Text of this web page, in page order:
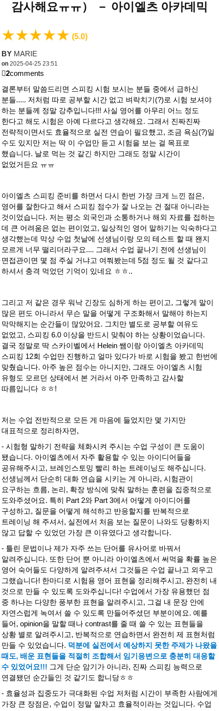
감사해요ㅠㅠ） － 아이엘츠 아카데믹
★★★★★ (5.0)
BY MARIE
on 2025-04-25 23:51
2comments
결론부터 말씀드리면 스피킹 시험 보시는 분들 중에서 급하신
분들..... 저처럼 따로 공부할 시간 없고 벼락치기(?)로 시험 보셔야
하는 분들께 정말 강추입니다!!! 사실 영어를 아무리 어느 정도
한다고 해도 시험은 아예 다르다고 생각해요. 그래서 진짜진짜
전략적이면서도 효율적으로 실전 연습이 필요했고, 조금 욕심(?)일
수도 있지만 저는 딱 이 수업만 듣고 시험을 보는 걸 목표로
했습니다. 날로 먹는 것 같긴 하지만 그래도 정말 시간이
없었거든요 ㅠㅠ
아이엘츠 스피킹 준비를 하면서 다시 한번 가장 크게 느낀 점은,
영어를 잘한다고 해서 스피킹 점수가 잘 나오는 건 절대 아니라는
것이었습니다. 저는 평소 외국인과 소통하거나 해외 자료를 접하는
데 큰 어려움은 없는 편이었고, 일상적인 영어 말하기는 익숙하다고
생각했는데 막상 수업 첫날에 선생님이랑 모의 테스트 할 때 왠지
모르게 너무 떨리더라구요.... 그래서 수업 끝나기 전에 선생님이
면접관이면 몇 점 주실 거냐고 여쭤봤는데 5점 정도 될 것 같다고
하셔서 충격 먹었던 기억이 있네요 ㅎㅎ..
그리고 저 같은 경우 워낙 긴장도 심하게 하는 편이고, 그렇게 말이
많은 편도 아니라서 무슨 말을 어떻게 구조화해서 말해야 하는지
막막해지는 순간들이 많았어요. 그치만 별도로 공부할 여유도
없었고, 스피킹 6.0 이상을 반드시 맞춰야 하는 상황이었습니다.
결국 정말로 딱 스카이벨에서 Helein 쌤이랑 아이엘츠 아카데믹
스피킹 12회 수업만 진행하고 얼마 있다가 바로 시험을 봤고 한번에
맞췄습니다. 아주 높은 점수는 아니지만, 그래도 아이엘츠 시험
유형도 모르던 상태에서 본 거라서 아주 만족하고 감사할
따름입니다 ㅎㅎ!
저는 수업 전반적으로 모든 게 마음에 들었지만 몇 가지만
대표적으로 정리하자면,
- 시험형 말하기 전략을 체화시켜 주시는 수업 구성이 큰 도움이
됐습니다. 아이엘츠에서 자주 활용할 수 있는 아이디어들을
공유해주시고, 브레인스토밍 빨리 하는 트레이닝도 해주십니다.
선생님께서 단순히 대화 연습을 시키는 게 아니라, 시험관이
요구하는 흐름, 논리, 확장 방식에 맞춰 말하는 훈련을 집중적으로
도와주셨어요. 특히 Part 2와 Part 3에서 어떻게 아이디어를
구성하고, 질문을 어떻게 해석하고 반응할지를 반복적으로
트레이닝 해 주셔서, 실전에서 처음 보는 질문이 나와도 당황하지
않고 답할 수 있었던 가장 큰 이유였다고 생각합니다.
- 틀린 문법이나 제가 자주 쓰는 단어를 유사어로 바꿔서
알려주십니다. 또한 단어 뿐 아니라 아이엘츠에서 써먹을 확률 높은
영어 숙어들도 다양하게 알려주셔서 그것들은 수업 끝나고 외우고
그랬습니다! 한마디로 시험용 영어 표현을 정리해주시고, 완전히 내
것으로 만들 수 있도록 도와주십니다! 수업에서 가장 유용했던 점
중 하나는 다양한 풍부한 표현을 알려주시고, 그걸 내 문장 안에
자연스럽게 녹여서 쓸 수 있도록 만들어주셨던 부분이에요. 예를
들어, opinion을 말할 때나 contrast를 줄 때 쓸 수 있는 표현들을
상황 별로 알려주시고, 반복적으로 연습하면서 완전히 제 표현처럼
만들 수 있었습니다. 덕분에 실전에서 예상하지 못한 주제가 나왔을
때도, 배운 표현들을 적절히 조합해서 임기응변으로 충분히 대응할
수 있었어요!!! 그게 단순 암기가 아니라, 진짜 스피킹 능력으로
연결됐던 순간들인 것 같기도 합니당ㅎㅎ
- 효율성과 집중도가 극대화된 수업 저처럼 시간이 부족한 사람에게
가장 큰 장점은, 수업이 정말 알차고 효율적이라는 것입니다. 수업